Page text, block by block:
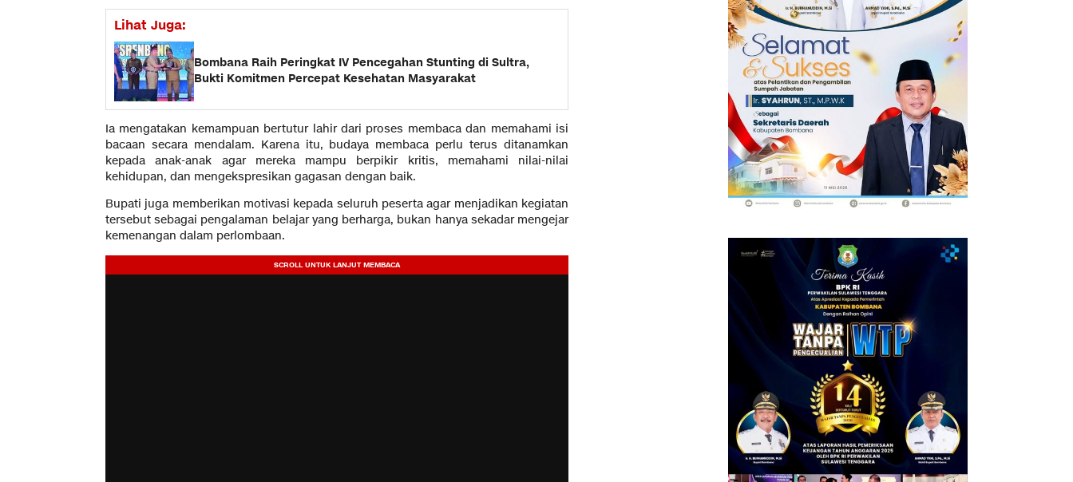
Lihat Juga:
Bombana Raih Peringkat IV Pencegahan Stunting di Sultra,
Bukti Komitmen Percepat Kesehatan Masyarakat
Ia mengatakan kemampuan bertutur lahir dari proses membaca dan memahami isi
bacaan secara mendalam. Karena itu, budaya membaca perlu terus ditanamkan
kepada anak-anak agar mereka mampu berpikir kritis, memahami nilai-nilai
kehidupan, dan mengekspresikan gagasan dengan baik.
Bupati juga memberikan motivasi kepada seluruh peserta agar menjadikan kegiatan
tersebut sebagai pengalaman belajar yang berharga, bukan hanya sekadar mengejar
kemenangan dalam perlombaan.